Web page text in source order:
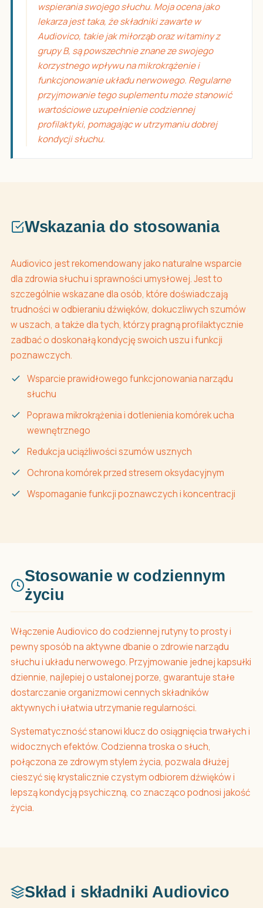
wspierania swojego słuchu. Moja ocena jako
lekarza jest taka, że składniki zawarte w
Audiovico, takie jak miłorząb oraz witaminy z
grupy B, są powszechnie znane ze swojego
korzystnego wpływu na mikrokrążenie i
funkcjonowanie układu nerwowego. Regularne
przyjmowanie tego suplementu może stanowić
wartościowe uzupełnienie codziennej
profilaktyki, pomagając w utrzymaniu dobrej
kondycji słuchu.
Wskazania do stosowania
Audiovico jest rekomendowany jako naturalne wsparcie
dla zdrowia słuchu i sprawności umysłowej. Jest to
szczególnie wskazane dla osób, które doświadczają
trudności w odbieraniu dźwięków, dokuczliwych szumów
w uszach, a także dla tych, którzy pragną profilaktycznie
zadbać o doskonałą kondycję swoich uszu i funkcji
poznawczych.
Wsparcie prawidłowego funkcjonowania narządu
słuchu
Poprawa mikrokrążenia i dotlenienia komórek ucha
wewnętrznego
Redukcja uciążliwości szumów usznych
Ochrona komórek przed stresem oksydacyjnym
Wspomaganie funkcji poznawczych i koncentracji
Stosowanie w codziennym
życiu
Włączenie Audiovico do codziennej rutyny to prosty i
pewny sposób na aktywne dbanie o zdrowie narządu
słuchu i układu nerwowego. Przyjmowanie jednej kapsułki
dziennie, najlepiej o ustalonej porze, gwarantuje stałe
dostarczanie organizmowi cennych składników
aktywnych i ułatwia utrzymanie regularności.
Systematyczność stanowi klucz do osiągnięcia trwałych i
widocznych efektów. Codzienna troska o słuch,
połączona ze zdrowym stylem życia, pozwala dłużej
cieszyć się krystalicznie czystym odbiorem dźwięków i
lepszą kondycją psychiczną, co znacząco podnosi jakość
życia.
Skład i składniki Audiovico